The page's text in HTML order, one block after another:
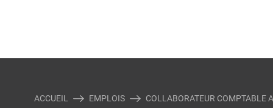
ACCUEIL EMPLOIS COLLABORATEUR COMPTABLE